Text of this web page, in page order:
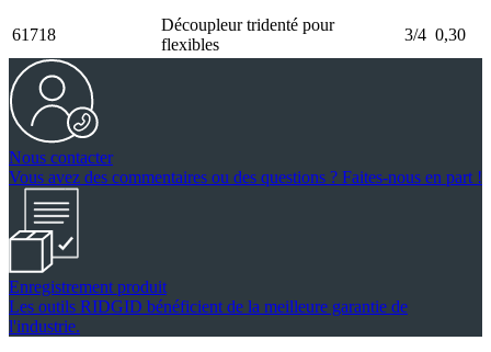
61718
Découpleur tridenté pour
flexibles
3/4 0,30
Nous contacter
Vous avez des commentaires ou des questions ? Faites-nous en part !
Enregistrement produit
Les outils RIDGID bénéficient de la meilleure garantie de
l'industrie.